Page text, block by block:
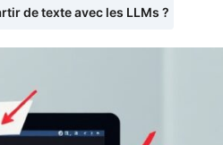
de texte avec les LLMs ?